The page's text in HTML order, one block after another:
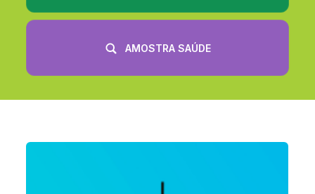
AMOSTRA SAÚDE